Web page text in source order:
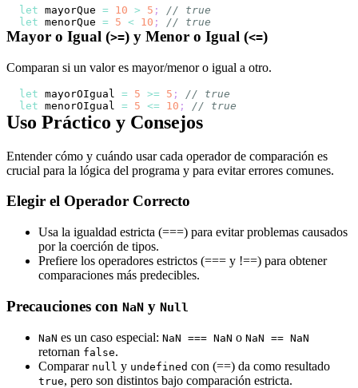
let mayorQue = 10 > 5 ;
// true
let menorQue = 5 < 10 ; // true
Mayor o Igual (>=) y Menor o Igual (<=)
Comparan si un valor es mayor/menor o igual a otro.
let mayorOIgual = 5 >= 5 ;
// true
let menorOIgual = 5 <= 10 ; // true
Uso Práctico y Consejos
Entender cómo y cuándo usar cada operador de comparación es
crucial para la lógica del programa y para evitar errores comunes.
Elegir el Operador Correcto
Usa la igualdad estricta (===) para evitar problemas causados
por la coerción de tipos.
Prefiere los operadores estrictos (=== y !==) para obtener
comparaciones más predecibles.
Precauciones con NaN y Null
NaN es un caso especial: NaN === NaN o NaN == NaN
retornan false.
Comparar null y undefined con (==) da como resultado
true, pero son distintos bajo comparación estricta.